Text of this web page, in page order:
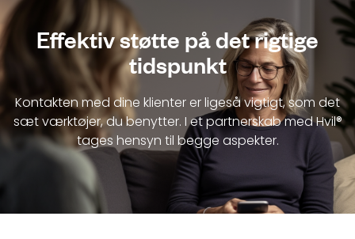
Effektiv støtte på det rigtige
tidspunkt
Kontakten med dine klienter er ligeså vigtigt, som det
sæt værktøjer, du benytter. I et partnerskab med Hvil®
tages hensyn til begge aspekter.